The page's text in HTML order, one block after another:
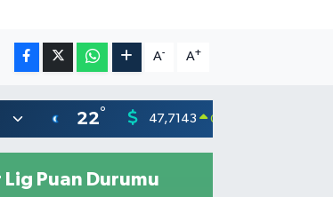
A- A+
22° 47,7143 0.16
Lig Puan Durumu